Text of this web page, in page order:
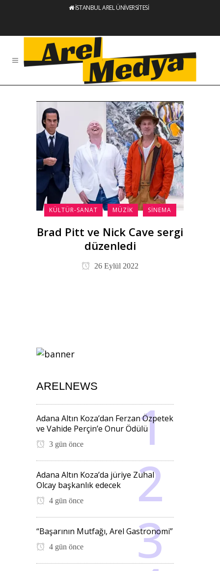
İSTANBUL AREL ÜNİVERSİTESİ
KÜLTÜR-SANAT MÜZIK SINEMA
Brad Pitt ve Nick Cave sergi
düzenledi
26 Eylül 2022
ARELNEWS
Adana Altın Koza’dan Ferzan Özpetek
ve Vahide Perçin’e Onur Ödülü
3 gün önce
Adana Altın Koza’da jüriye Zuhal
Olcay başkanlık edecek
4 gün önce
“Başarının Mutfağı, Arel Gastronomi”
4 gün önce